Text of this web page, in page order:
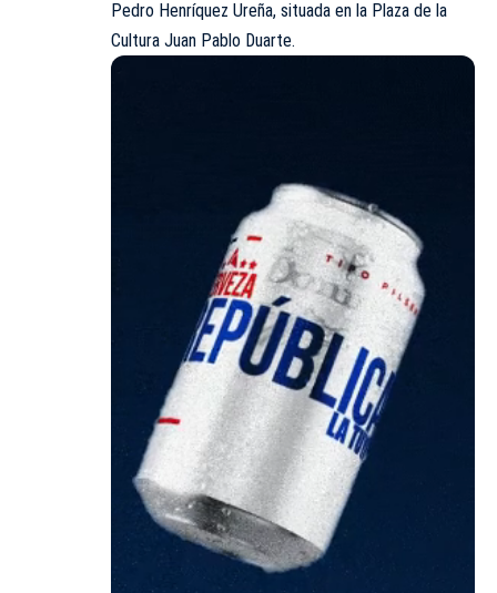
Pedro Henríquez Ureña, situada en la Plaza de la
Cultura Juan Pablo Duarte.